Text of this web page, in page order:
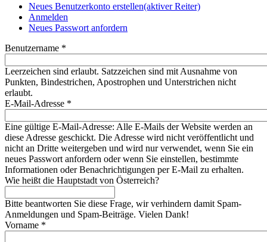
Neues Benutzerkonto erstellen(aktiver Reiter)
Anmelden
Neues Passwort anfordern
Benutzername *
Leerzeichen sind erlaubt. Satzzeichen sind mit Ausnahme von
Punkten, Bindestrichen, Apostrophen und Unterstrichen nicht
erlaubt.
E-Mail-Adresse *
Eine gültige E-Mail-Adresse: Alle E-Mails der Website werden an
diese Adresse geschickt. Die Adresse wird nicht veröffentlicht und
nicht an Dritte weitergeben und wird nur verwendet, wenn Sie ein
neues Passwort anfordern oder wenn Sie einstellen, bestimmte
Informationen oder Benachrichtigungen per E-Mail zu erhalten.
Wie heißt die Hauptstadt von Österreich?
Bitte beantworten Sie diese Frage, wir verhindern damit Spam-
Anmeldungen und Spam-Beiträge. Vielen Dank!
Vorname *